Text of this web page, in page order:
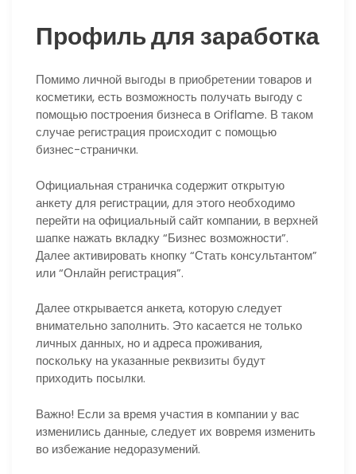
Профиль для заработка
Помимо личной выгоды в приобретении товаров и
косметики, есть возможность получать выгоду с
помощью построения бизнеса в Oriflame. В таком
случае регистрация происходит с помощью
бизнес-странички.
Официальная страничка содержит открытую
анкету для регистрации, для этого необходимо
перейти на официальный сайт компании, в верхней
шапке нажать вкладку “Бизнес возможности”.
Далее активировать кнопку “Стать консультантом”
или “Онлайн регистрация”.
Далее открывается анкета, которую следует
внимательно заполнить. Это касается не только
личных данных, но и адреса проживания,
поскольку на указанные реквизиты будут
приходить посылки.
Важно! Если за время участия в компании у вас
изменились данные, следует их вовремя изменить
во избежание недоразумений.